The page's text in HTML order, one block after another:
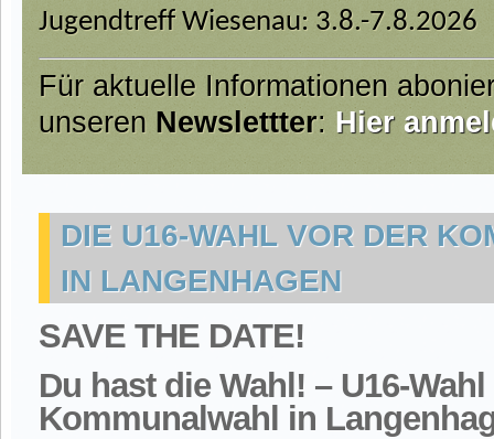
Jugendtreff Wiesenau: 3.8.-7.8.2026
Für aktuelle Informationen
unseren Newslettter: Hier
DIE U16-WAHL VOR DER
IN LANGENHAGEN
SAVE THE DATE!
Du hast die Wahl! – U16-
Kommunalwahl in